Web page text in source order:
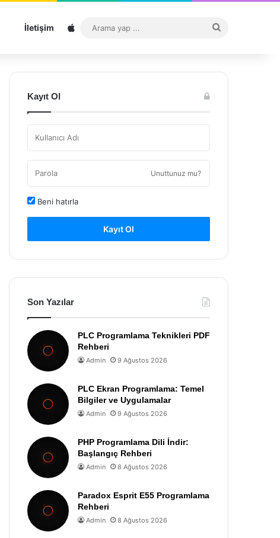
İletişim Sitemap
...
Kayıt Ol
Unuttunuz mu?
Beni hatırla
Kayıt Ol
Son Yazılar
PLC Programlama Teknikleri PDF
Rehberi
Admin 9 Ağustos 2026
PLC Ekran Programlama: Temel
Bilgiler ve Uygulamalar
Admin 9 Ağustos 2026
PHP Programlama Dili İndir:
Başlangıç Rehberi
Admin 8 Ağustos 2026
Paradox Esprit E55 Programlama
Rehberi
Admin 8 Ağustos 2026